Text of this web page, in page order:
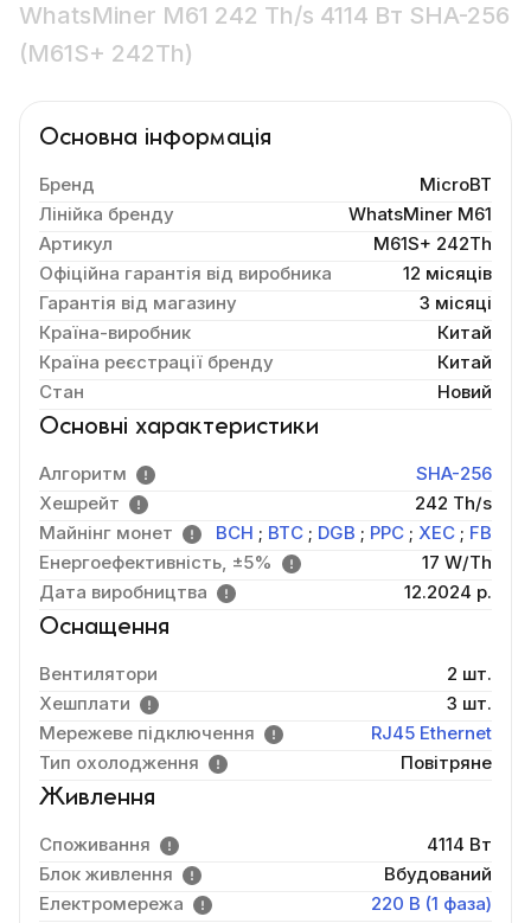
WhatsMiner M61 242 Th/s 4114 Вт SHA-256
(M61S+ 242Th)
Основна інформація
Бренд
MicroBT
Лінійка бренду
WhatsMiner M61
Артикул
M61S+ 242Th
Офіційна гарантія від виробника
12 місяців
Гарантія від магазину
3 місяці
Країна-виробник
Китай
Країна реєстрації бренду
Китай
Стан
Новий
Основні характеристики
Алгоритм
SHA-256
Хешрейт
242 Th/s
Майнінг монет
BCH ; BTC ; DGB ; PPC ; XEC ; FB
Енергоефективність, ±5%
17 W/Th
Дата виробництва
12.2024 р.
Оснащення
Вентилятори
2 шт.
Хешплати
3 шт.
Мережеве підключення
RJ45 Ethernet
Тип охолодження
Повітряне
Живлення
Споживання
4114 Вт
Блок живлення
Вбудований
Електромережа
220 В (1 фаза)